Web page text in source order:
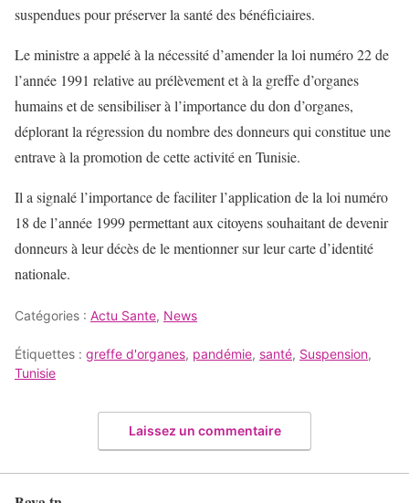
suspendues pour préserver la santé des bénéficiaires.
Le ministre a appelé à la nécessité d’amender la loi numéro 22 de
l’année 1991 relative au prélèvement et à la greffe d’organes
humains et de sensibiliser à l’importance du don d’organes,
déplorant la régression du nombre des donneurs qui constitue une
entrave à la promotion de cette activité en Tunisie.
Il a signalé l’importance de faciliter l’application de la loi numéro
18 de l’année 1999 permettant aux citoyens souhaitant de devenir
donneurs à leur décès de le mentionner sur leur carte d’identité
nationale.
Catégories : Actu Sante, News
Étiquettes : greffe d'organes, pandémie, santé, Suspension,
Tunisie
Laissez un commentaire